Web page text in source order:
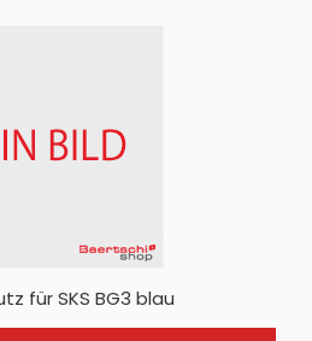
für SKS BG3 blau